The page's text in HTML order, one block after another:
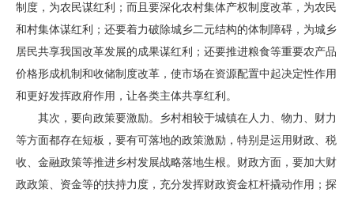
制度，为农民谋红利；而且要深化农村集体产权制度改革，为农民
和村集体谋红利；还要着力破除城乡二元结构的体制障碍，为城乡
居民共享我国改革发展的成果谋红利；还要推进粮食等重要农产品
价格形成机制和收储制度改革，使市场在资源配置中起决定性作用
和更好发挥政府作用，让各类主体共享红利。
其次，要向政策要激励。乡村相较于城镇在人力、物力、财力
等方面都存在短板，要有可落地的政策激励，特别是运用财政、税
收、金融政策等推进乡村发展战略落地生根。财政方面，要加大财
政政策、资金等的扶持力度，充分发挥财政资金杠杆撬动作用；探